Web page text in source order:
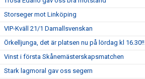
Storseger mot Linköping
VIP-Kväll 21/1 Damallsvenskan
Örkelljunga, det är platsen nu på lördag kl 16.30!!
Vinst i första Skånemästerskapsmatchen
Stark lagmoral gav oss segern